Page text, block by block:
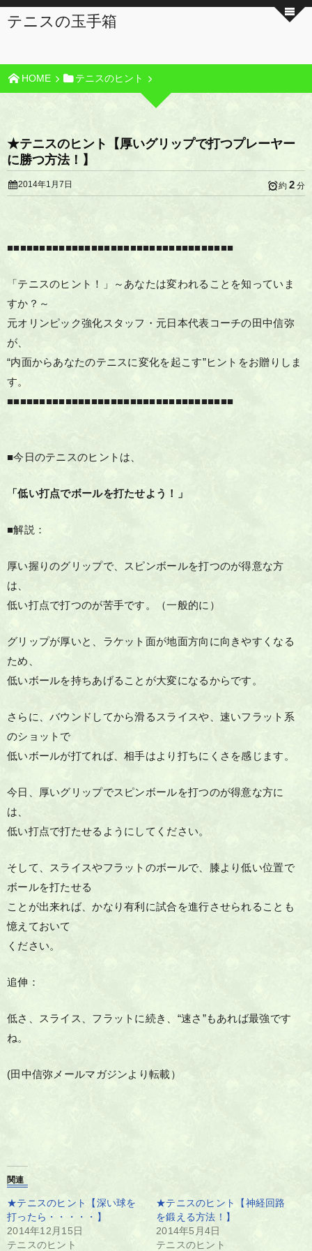
テニスの玉手箱
HOME テニスのヒント
★テニスのヒント【厚いグリップで打つプレーヤー
に勝つ方法！】
2014年1月7日 約 2 分
■■■■■■■■■■■■■■■■■■■■■■■■■■■■■■■■■■■
「テニスのヒント！」～あなたは変われることを知っていま
すか？～
元オリンピック強化スタッフ・元日本代表コーチの田中信弥
が、
“内面からあなたのテニスに変化を起こす”ヒントをお贈りしま
す。
■■■■■■■■■■■■■■■■■■■■■■■■■■■■■■■■■■■
■今日のテニスのヒントは、
「低い打点でボールを打たせよう！」
■解説：
厚い握りのグリップで、スピンボールを打つのが得意な方
は、
低い打点で打つのが苦手です。（一般的に）
グリップが厚いと、ラケット面が地面方向に向きやすくなる
ため、
低いボールを持ちあげることが大変になるからです。
さらに、バウンドしてから滑るスライスや、速いフラット系
のショットで
低いボールが打てれば、相手はより打ちにくさを感じます。
今日、厚いグリップでスピンボールを打つのが得意な方に
は、
低い打点で打たせるようにしてください。
そして、スライスやフラットのボールで、膝より低い位置で
ボールを打たせる
ことが出来れば、かなり有利に試合を進行させられることも
憶えておいて
ください。
追伸：
低さ、スライス、フラットに続き、“速さ”もあれば最強です
ね。
(田中信弥メールマガジンより転載）
関連
★テニスのヒント【深い球を
打ったら・・・・・】
2014年12月15日
テニスのヒント
★テニスのヒント【神経回路
を鍛える方法！】
2014年5月4日
テニスのヒント